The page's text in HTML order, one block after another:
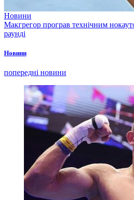
Новини
Макгрегор програв технічним
раунді
Новини
попередні новини